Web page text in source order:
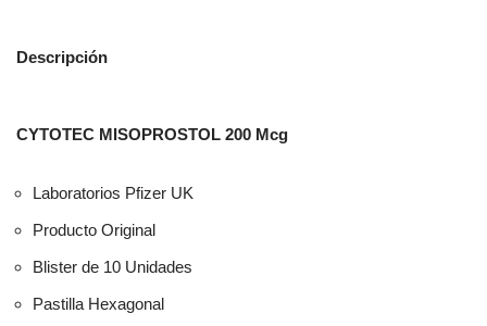
Descripción
CYTOTEC MISOPROSTOL 200 Mcg
Laboratorios Pfizer UK
Producto Original
Blister de 10 Unidades
Pastilla Hexagonal